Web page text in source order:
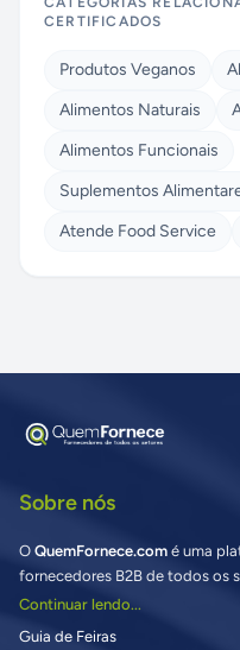
CERTIFICADOS
Produtos Veganos
Alimentos Naturais
Alimentos Funcionais
Suplementos
Atende Food Service
Sobre nós
O QuemFornece.com é uma
fornecedores B2B de todos os
Continuar lendo...
Guia de Feiras